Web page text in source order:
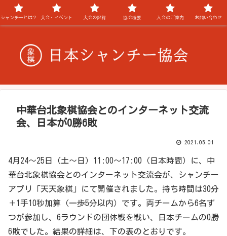
中華台北象棋協会とのインターネット交流
会、日本が0勝6敗
2021.05.01
4月24～25日（土～日）11:00～17:00（日本時間）に、中
華台北象棋協会とのインターネット交流会が、シャンチー
アプリ「天天象棋」にて開催されました。持ち時間は30分
＋1手10秒加算（一歩5分以内）です。両チームから6名ず
つが参加し、6ラウンドの団体戦を戦い、日本チームの0勝
6敗でした。結果の詳細は、下の表のとおりです。
シャンチーとは？ 大会・イベント 大会の記録 協会概要 入会のご案内 お問い合わせ